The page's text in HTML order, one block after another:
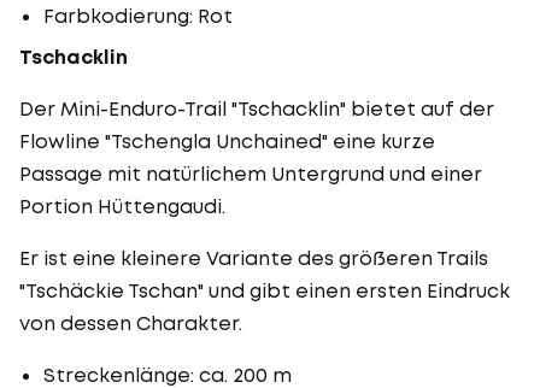
Farbkodierung: Rot
Tschacklin
Der Mini-Enduro-Trail "Tschacklin" bietet auf der
Flowline "Tschengla Unchained" eine kurze
Passage mit natürlichem Untergrund und einer
Portion Hüttengaudi.
Er ist eine kleinere Variante des größeren Trails
"Tschäckie Tschan" und gibt einen ersten Eindruck
von dessen Charakter.
Streckenlänge: ca. 200 m